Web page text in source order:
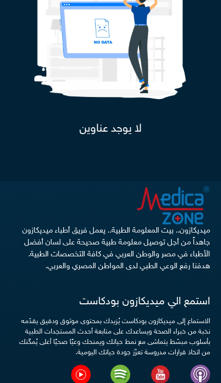
لا يوجد عناوين
استمع الي ميديكازون بودكاست
ميديكازون.. بيت المعلومة الطبية.. يعمل فريق أطباء ميديكازون
جاهداً من أجل توصيل معلومة طبية صحيحة على لسان أفضل
الأطباء في مصر والوطن العربي في كافة التخصصات الطبية.
هدفنا رفع الوعي الطبي لدى المواطن المصري والعربي.
الاستماع إلى ميديكازون بودكاست يُزيدك بمحتوى موثوق ودقيق يقدّمه
نخبة من خبراء الصحة ويساعدك على متابعة أحدث المستجدات الطبية
بأسلوب مبسّط يتماشى مع نمط حياتك ويمنحك وعيًا صحيًا أعلى يُمكّنك
من اتخاذ قرارات مدروسة تعزّز جودة حياتك اليومية.